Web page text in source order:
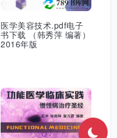
医学美容技术.pdf电子
书下载 （韩秀萍 编著）
2016年版